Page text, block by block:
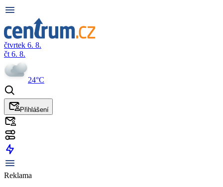
čtvrtek 6. 8.
čt 6. 8.
24°C
Přihlášení
Reklama